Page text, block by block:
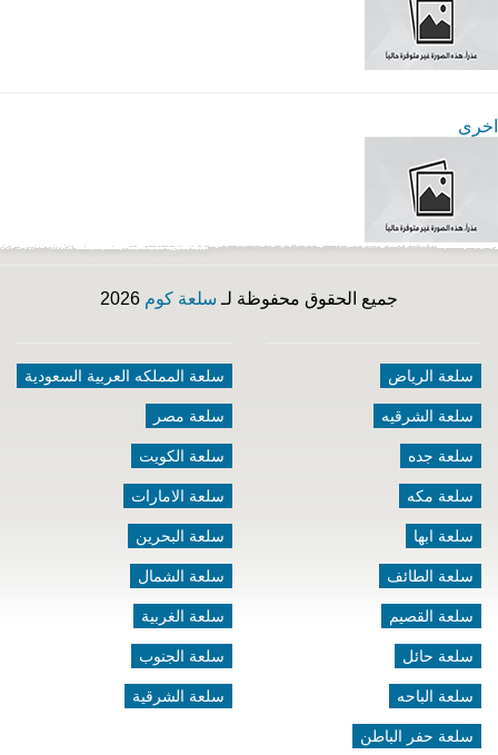
اخرى
جميع الحقوق محفوظة لـ سلعة كوم
سلعة الرياض
سلعة الشرقيه
سلعة جده
سلعة مكه
سلعة ابها
سلعة الطائف
سلعة القصيم
سلعة حائل
سلعة الباحه
سلعة حفر الباطن
سلعة المملكه العربية السعودية
سلعة مصر
سلعة الكويت
سلعة الامارات
سلعة البحرين
سلعة الشمال
سلعة الغربية
سلعة الجنوب
سلعة الشرقية